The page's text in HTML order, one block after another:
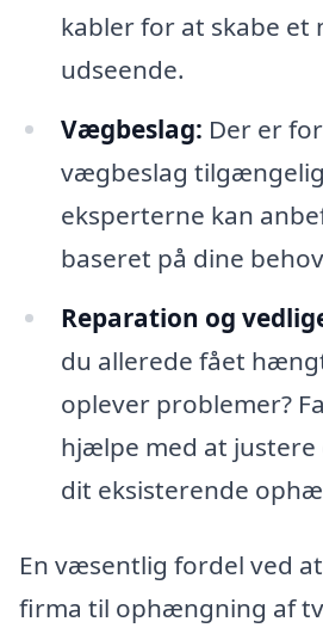
kabler for at skabe et
udseende.
Vægbeslag: Der er
vægbeslag
eksperterne kan
baseret på dine
Reparation og
du allerede fået
oplever problemer?
hjælpe med at justere
dit eksisterende
En væsentlig fordel ved
firma til ophængning af